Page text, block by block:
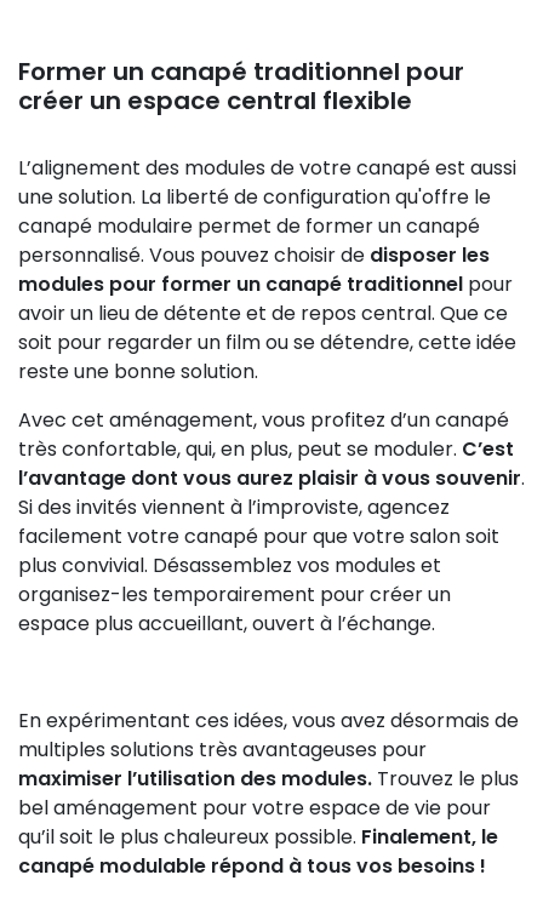
Former un canapé traditionnel pour
créer un espace central flexible
L’alignement des modules de votre canapé est aussi
une solution. La liberté de configuration qu'offre le
canapé modulaire permet de former un canapé
personnalisé. Vous pouvez choisir de disposer les
modules pour former un canapé traditionnel pour
avoir un lieu de détente et de repos central. Que ce
soit pour regarder un film ou se détendre, cette idée
reste une bonne solution.
Avec cet aménagement, vous profitez d’un canapé
très confortable, qui, en plus, peut se moduler. C’est
l’avantage dont vous aurez plaisir à vous souvenir.
Si des invités viennent à l’improviste, agencez
facilement votre canapé pour que votre salon soit
plus convivial. Désassemblez vos modules et
organisez-les temporairement pour créer un
espace plus accueillant, ouvert à l’échange.
En expérimentant ces idées, vous avez désormais de
multiples solutions très avantageuses pour
maximiser l’utilisation des modules. Trouvez le plus
bel aménagement pour votre espace de vie pour
qu’il soit le plus chaleureux possible. Finalement, le
canapé modulable répond à tous vos besoins !